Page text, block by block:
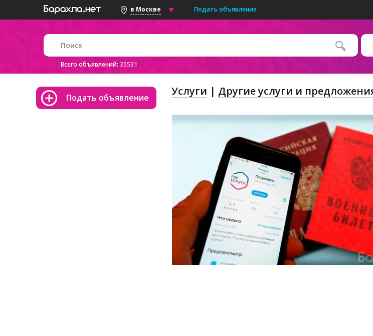
в Москве Подать объявление
Всего объявлений: 35531
Подать объявление Услуги Другие услуги и